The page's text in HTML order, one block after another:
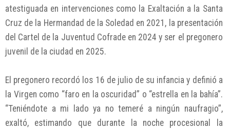
atestiguada en intervenciones como la Exaltación a la Santa
Cruz de la Hermandad de la Soledad en 2021, la presentación
del Cartel de la Juventud Cofrade en 2024 y ser el pregonero
juvenil de la ciudad en 2025.
El pregonero recordó los 16 de julio de su infancia y definió a
la Virgen como “faro en la oscuridad” o “estrella en la bahía”.
“Teniéndote a mi lado ya no temeré a ningún naufragio”,
exaltó, estimando que durante la noche procesional la